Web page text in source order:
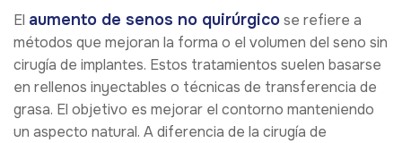
El aumento de senos no quirúrgicose refiere a
métodos que mejoran la forma o el volumen del seno sin
cirugía de implantes. Estos tratamientos suelen basarse
en rellenos inyectables o técnicas de transferencia de
grasa. El objetivo es mejorar el contorno manteniendo
un aspecto natural. A diferencia de la cirugía de